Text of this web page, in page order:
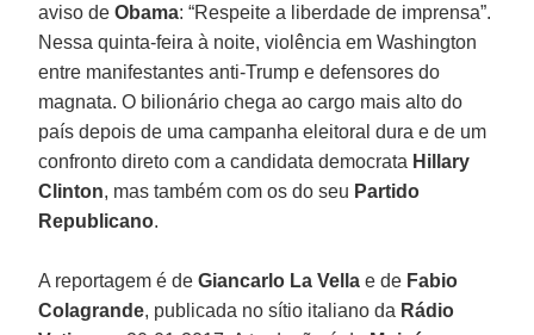
aviso deObama: “Respeite a liberdade de imprensa”.
Nessa quinta-feira à noite, violência em Washington
entre manifestantes anti-Trump e defensores do
magnata. O bilionário chega ao cargo mais alto do
país depois de uma campanha eleitoral dura e de um
confronto direto com a candidata democrata Hillary
Clinton, mas também com os do seu Partido
Republicano.
A reportagem é deGiancarlo La Vella e de Fabio
Colagrande, publicada no sítio italiano da Rádio